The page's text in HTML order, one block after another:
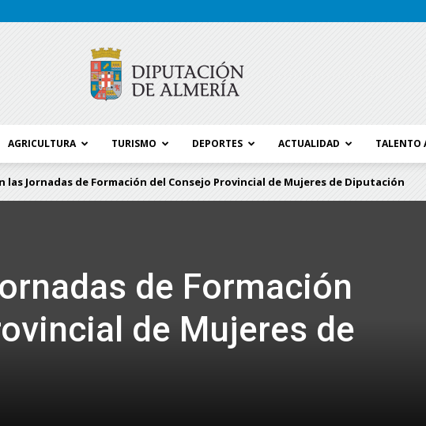
AGRICULTURA TURISMO DEPORTES ACTUALIDAD TALENTO
las Jornadas de Formación del Consejo Provincial de Mujeres de Diputación
de Formación
de Mujeres de